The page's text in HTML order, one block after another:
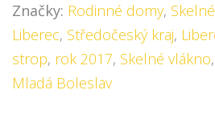
Značky: Rodinné domy,
Liberec, Středočeský kraj,
strop, rok 2017, Skelné vlákno,
Mladá Boleslav